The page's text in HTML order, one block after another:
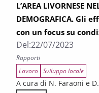
L’AREA LIVORNESE
DEMOGRAFICA. Gli
con un focus su
Del:22/07/2023
Rapporti
Lavoro Sviluppo locale
A cura di N. Faraoni e